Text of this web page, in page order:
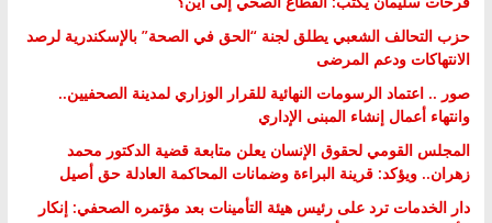
حزب التحالف الشعبي يطلق لجنة “الحق في الصحة” بالإسكندرية لرصد
الانتهاكات ودعم المرضى
صور .. اعتماد الرسومات النهائية للقرار الوزاري لمدينة الصحفيين..
وانتهاء أعمال إنشاء المبنى الإداري
المجلس القومي لحقوق الإنسان يعلن متابعة قضية الدكتور محمد
زهران.. ويؤكد: قرينة البراءة وضمانات المحاكمة العادلة حق أصيل
دار الخدمات ترد على رئيس هيئة التأمينات بعد مؤتمره الصحفي: إنكار